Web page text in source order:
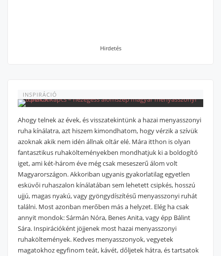
Hirdetés
INSPIRÁCIÓ
Ahogy telnek az évek, és visszatekintünk a hazai menyasszonyi
ruha kínálatra, azt hiszem kimondhatom, hogy vérzik a szívük
azoknak akik nem idén állnak oltár elé. Mára itthon is olyan
fantasztikus ruhakölteményekben mondhatjuk ki a boldogító
iget, ami két-három éve még csak meseszerű álom volt
Magyarországon. Akkoriban ugyanis gyakorlatilag egyetlen
esküvői ruhaszalon kínálatában sem lehetett csipkés, hosszú
ujjú, magas nyakú, vagy gyöngydíszítésű menyasszonyi ruhát
találni. Most azonban merőben más a helyzet. Elég ha csak
annyit mondok: Sármán Nóra, Benes Anita, vagy épp Bálint
Sára. Inspirációként jöjjenek most hazai menyasszonyi
ruhaköltemények. Kedves menyasszonyok, vegyetek
magatokhoz egyfinom teát, kávét, dőljetek hátra, és tartsatok